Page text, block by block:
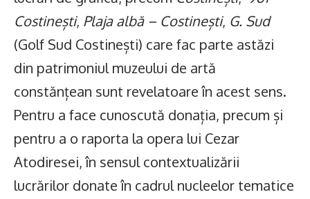
Costinești, Plaja albă – Costinești, G. Sud
(Golf Sud Costinești) care fac parte astăzi
din patrimoniul muzeului de artă
constănțean sunt revelatoare în acest sens.
Pentru a face cunoscută donația, precum și
pentru a o raporta la opera lui Cezar
Atodiresei, în sensul contextualizării
lucrărilor donate în cadrul nucleelor tematice